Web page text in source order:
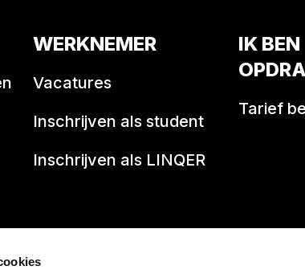
WERKNEMER
Vacatures
Inschrijven als student
Inschrijven als LINQER
IK BEN
Tarief